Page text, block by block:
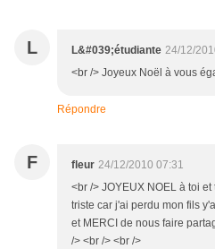
L L&#039;étudiante 24/12/
<br /> Joyeux Noël à vous
Répondre
F fleur 24/12/2010 07:31
<br /> JOYEUX NOEL à toi
triste car j'ai perdu mon fils
et MERCI de nous faire
/> <br /> <br />